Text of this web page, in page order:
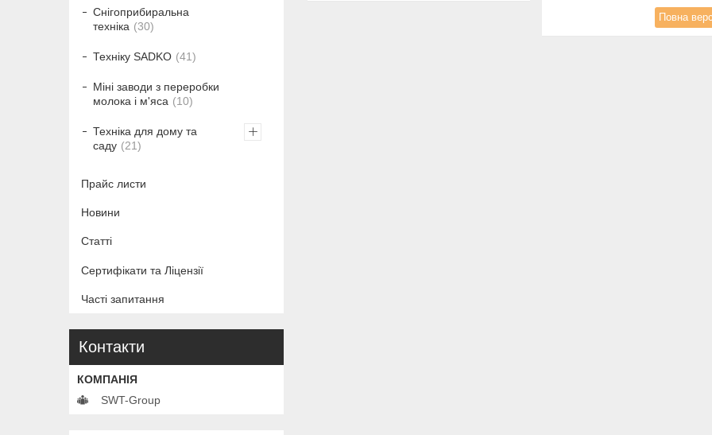
Повна
Снігоприбиральна
техніка
30
Техніку SADKO 41
Міні заводи з переробки
молока і м'яса
10
Техніка для дому та
саду
21
Прайс листи
Новини
Статті
Сертифікати та Ліцензії
Часті запитання
Контакти
SWT-Group